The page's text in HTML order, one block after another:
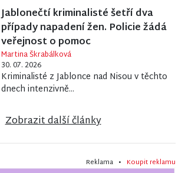
Jablonečtí kriminalisté šetří dva
případy napadení žen. Policie žádá
veřejnost o pomoc
Martina Škrabálková
30. 07. 2026
Kriminalisté z Jablonce nad Nisou v těchto
dnech intenzivně...
Zobrazit další články
Reklama • Koupit reklamu